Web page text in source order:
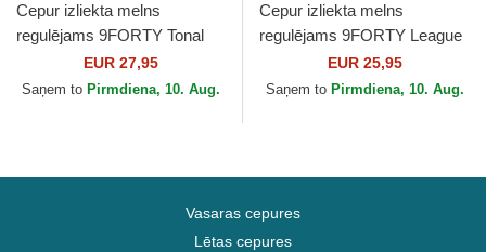
Cepur izliekta melns
regulējams 9FORTY Tonal
Icon no New York Yankees
MLB no New Era
EUR 27,95
Saņem to Pirmdiena, 10. Aug.
Cepur izliekta melns
regulējams 9FORTY League
Essential no New York
Yankees MLB no New Era
EUR 25,95
Saņem to Pirmdiena, 10. Aug.
Vasaras cepures
Lētas cepures